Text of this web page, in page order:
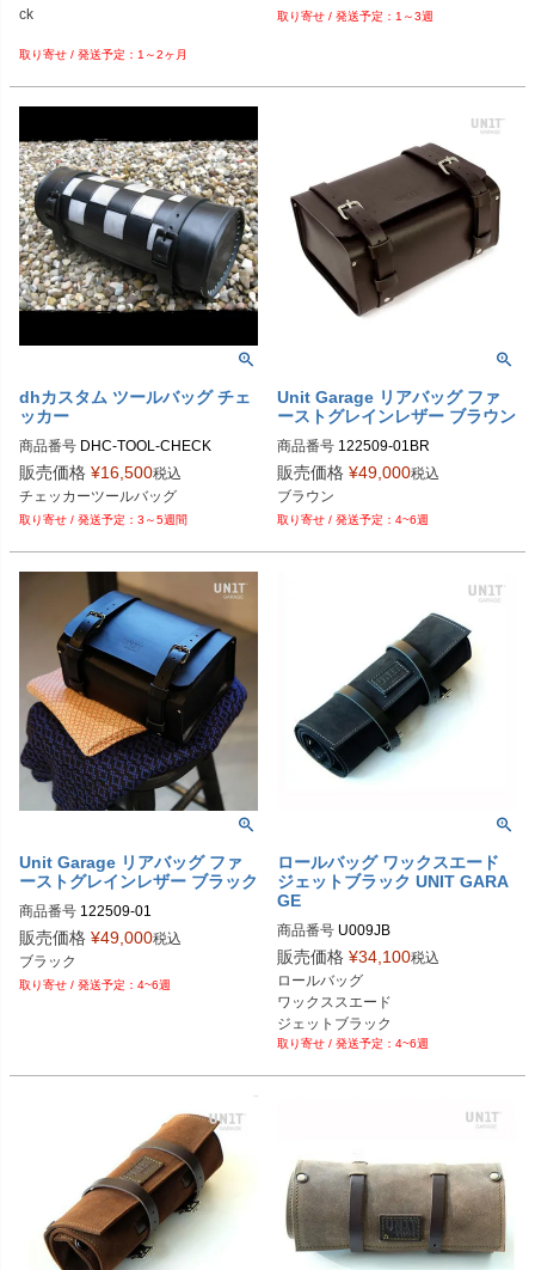
ck
1～2ヶ月
1～3週
dhカスタム ツールバッグ チェ
ッカー
商品番号 DHC-TOOL-CHECK
販売価格 ¥16,500税込
チェッカーツールバッグ
3～5週間
Unit Garage リアバッグ ファ
ーストグレインレザー ブラウン
商品番号 122509-01BR
販売価格 ¥49,000税込
ブラウン
4~6週
Unit Garage リアバッグ ファ
ーストグレインレザー ブラック
商品番号 122509-01
販売価格 ¥49,000税込
ブラック
4~6週
ロールバッグ ワックスエード
ジェットブラック UNIT GARA
GE
商品番号 U009JB
販売価格 ¥34,100税込
ロールバッグ
ワックススエード
ジェットブラック
4~6週